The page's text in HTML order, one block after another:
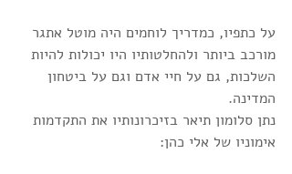
על כתפיו, כמדריך לוחמים היה מוטל אתגר
מורכב ביותר ולהחלטותיו היו יכולות להיות
השלכות, גם על חיי אדם וגם על ביטחון
המדינה.
נתן סלומון תיאר בזיכרונותיו את התקדמות
אימוניו של אלי כהן: